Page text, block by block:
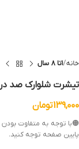
خانه ۱تا ۸ سال
تیشرت شلوارک صد
139,000تومان
🟠با توجه به متفاوت بودن
پایین صفحه توجه کنید.